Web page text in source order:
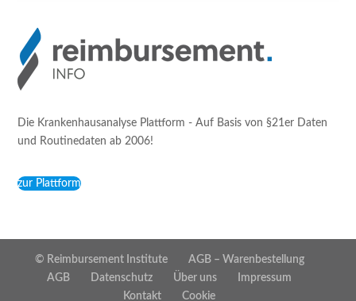
Die Krankenhausanalyse Plattform - Auf Basis von §21er Daten
und Routinedaten ab 2006!
zur Plattform
© Reimbursement Institute
AGB – Warenbestellung
AGB
Datenschutz Über uns
Impressum
Kontakt
Cookie